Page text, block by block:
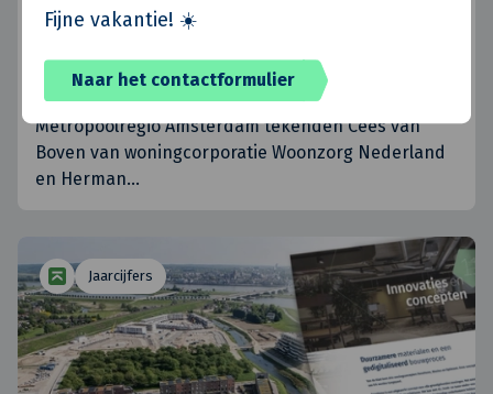
Fijne vakantie! ☀️
Naar het contactformulier
Woonzorg Nederland en Heilijgers
tekenen voor 284 woningen met
zorgfuncties voor senioren
13 juni 2024 - Op de PROVADA-stand van de
Metropoolregio Amsterdam tekenden Cees van
Boven van woningcorporatie Woonzorg Nederland
en Herman…
Jaarcijfers